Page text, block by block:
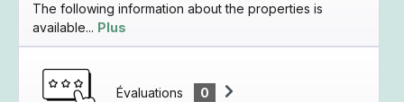
The following information about the properties is
available... Plus
Évaluations 0